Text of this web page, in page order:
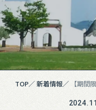
TOP 新着情報 【期間